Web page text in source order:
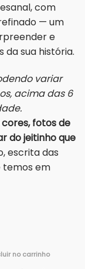
com
— um
e
da sua história.
variar
acima das 6
fotos de
do jeitinho que
escrita das
temos em
no carrinho